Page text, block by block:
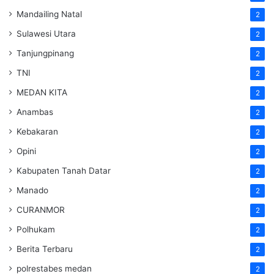
Mandailing Natal 2
Sulawesi Utara 2
Tanjungpinang 2
TNI 2
MEDAN KITA 2
Anambas 2
Kebakaran 2
Opini 2
Kabupaten Tanah Datar 2
Manado 2
CURANMOR 2
Polhukam 2
Berita Terbaru 2
polrestabes medan 2